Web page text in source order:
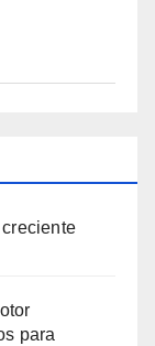
para